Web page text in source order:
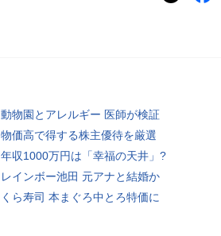
動物園とアレルギー 医師が検証
物価高で得する株主優待を厳選
年収1000万円は「幸福の天井」?
レインボー池田 元アナと結婚か
くら寿司 本まぐろ中とろ特価に